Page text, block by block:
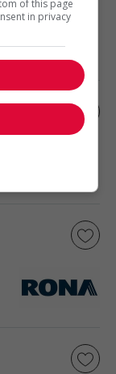
of this page
in privacy